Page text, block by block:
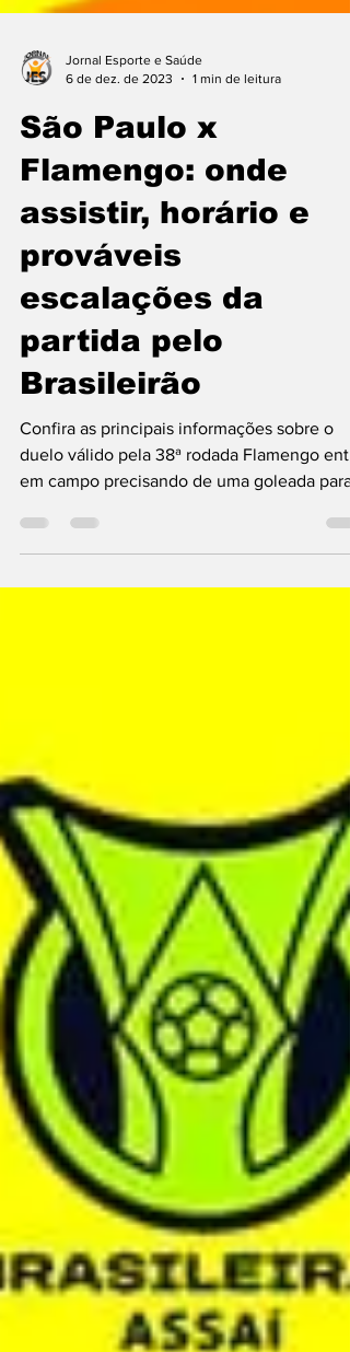
Jornal Esporte e Saúde
6 de dez. de 2023
1 min de leitura
São Paulo x
Flamengo: onde
assistir, horário e
prováveis
escalações da
partida pelo
Brasileirão
Confira as principais informações sobre o
duelo válido pela 38ª rodada Flamengo